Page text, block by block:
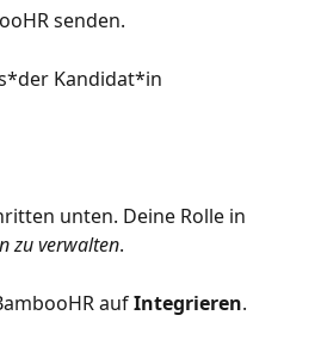
senden.
Kandidat*in
unten. Deine Rolle in
zu verwalten.
auf Integrieren.